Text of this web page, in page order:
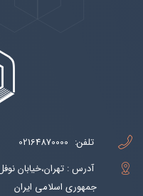
تلفن: 02164870000
آدرس : تهران،خیابان
جمهوری اسلامی ایران